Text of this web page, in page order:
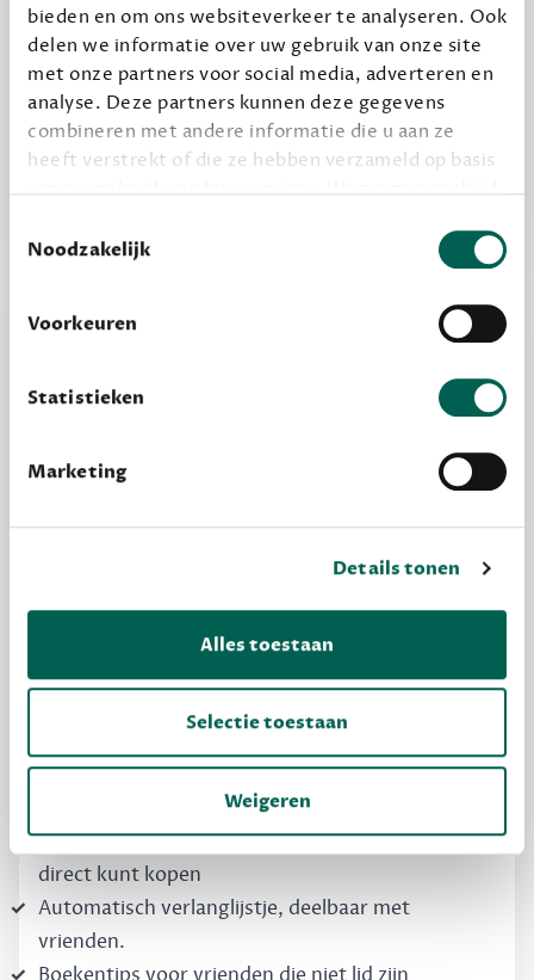
bieden en om ons websiteverkeer te analyseren. Ook
delen we informatie over uw gebruik van onze site
met onze partners voor social media, adverteren en
analyse. Deze partners kunnen deze gegevens
combineren met andere informatie die u aan ze
heeft verstrekt of die ze hebben verzameld op basis
grondslag gebeurt, en er niet onnodig data van je
wordt verwerkt. Gevoelige persoonsgegevens delen
Noodzakelijk
Voorkeuren
Statistieken
Marketing
Details tonen
Alles toestaan
Selectie toestaan
Weigeren
Alles van Dewey Free
Word een bovengemiddelde lezer met 6 boeken
per jaar
Vooraf een tipje van de sluier, zodat je kunt
vrienden. Krijg én geef betere cadeaus.
Boekentips, speciaal voor jouw smaak, die je
direct kunt kopen
Automatisch verlanglijstje, deelbaar met
vrienden.
Boekentips voor vrienden die niet lid zijn